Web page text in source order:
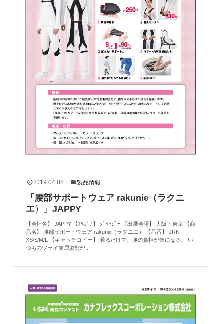
2019.04.08 製品情報
「腰部サポートウェア rakunie（ラクニ
エ）」JAPPY
【会社名】 JAPPY 【ﾌﾘｶﾞﾅ】 ｼﾞｬｯﾋﾟｰ 【出展会場】 大阪・東京 【商
品名】 腰部サポートウェア rakunie（ラクニエ） 【品番】 JRN-
XS/S/M/L 【キャッチコピー】 着るだけで、腰の負担が楽になる。 い
つものツライ前屈姿勢が...